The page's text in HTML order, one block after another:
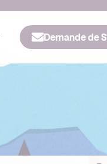
Demande de